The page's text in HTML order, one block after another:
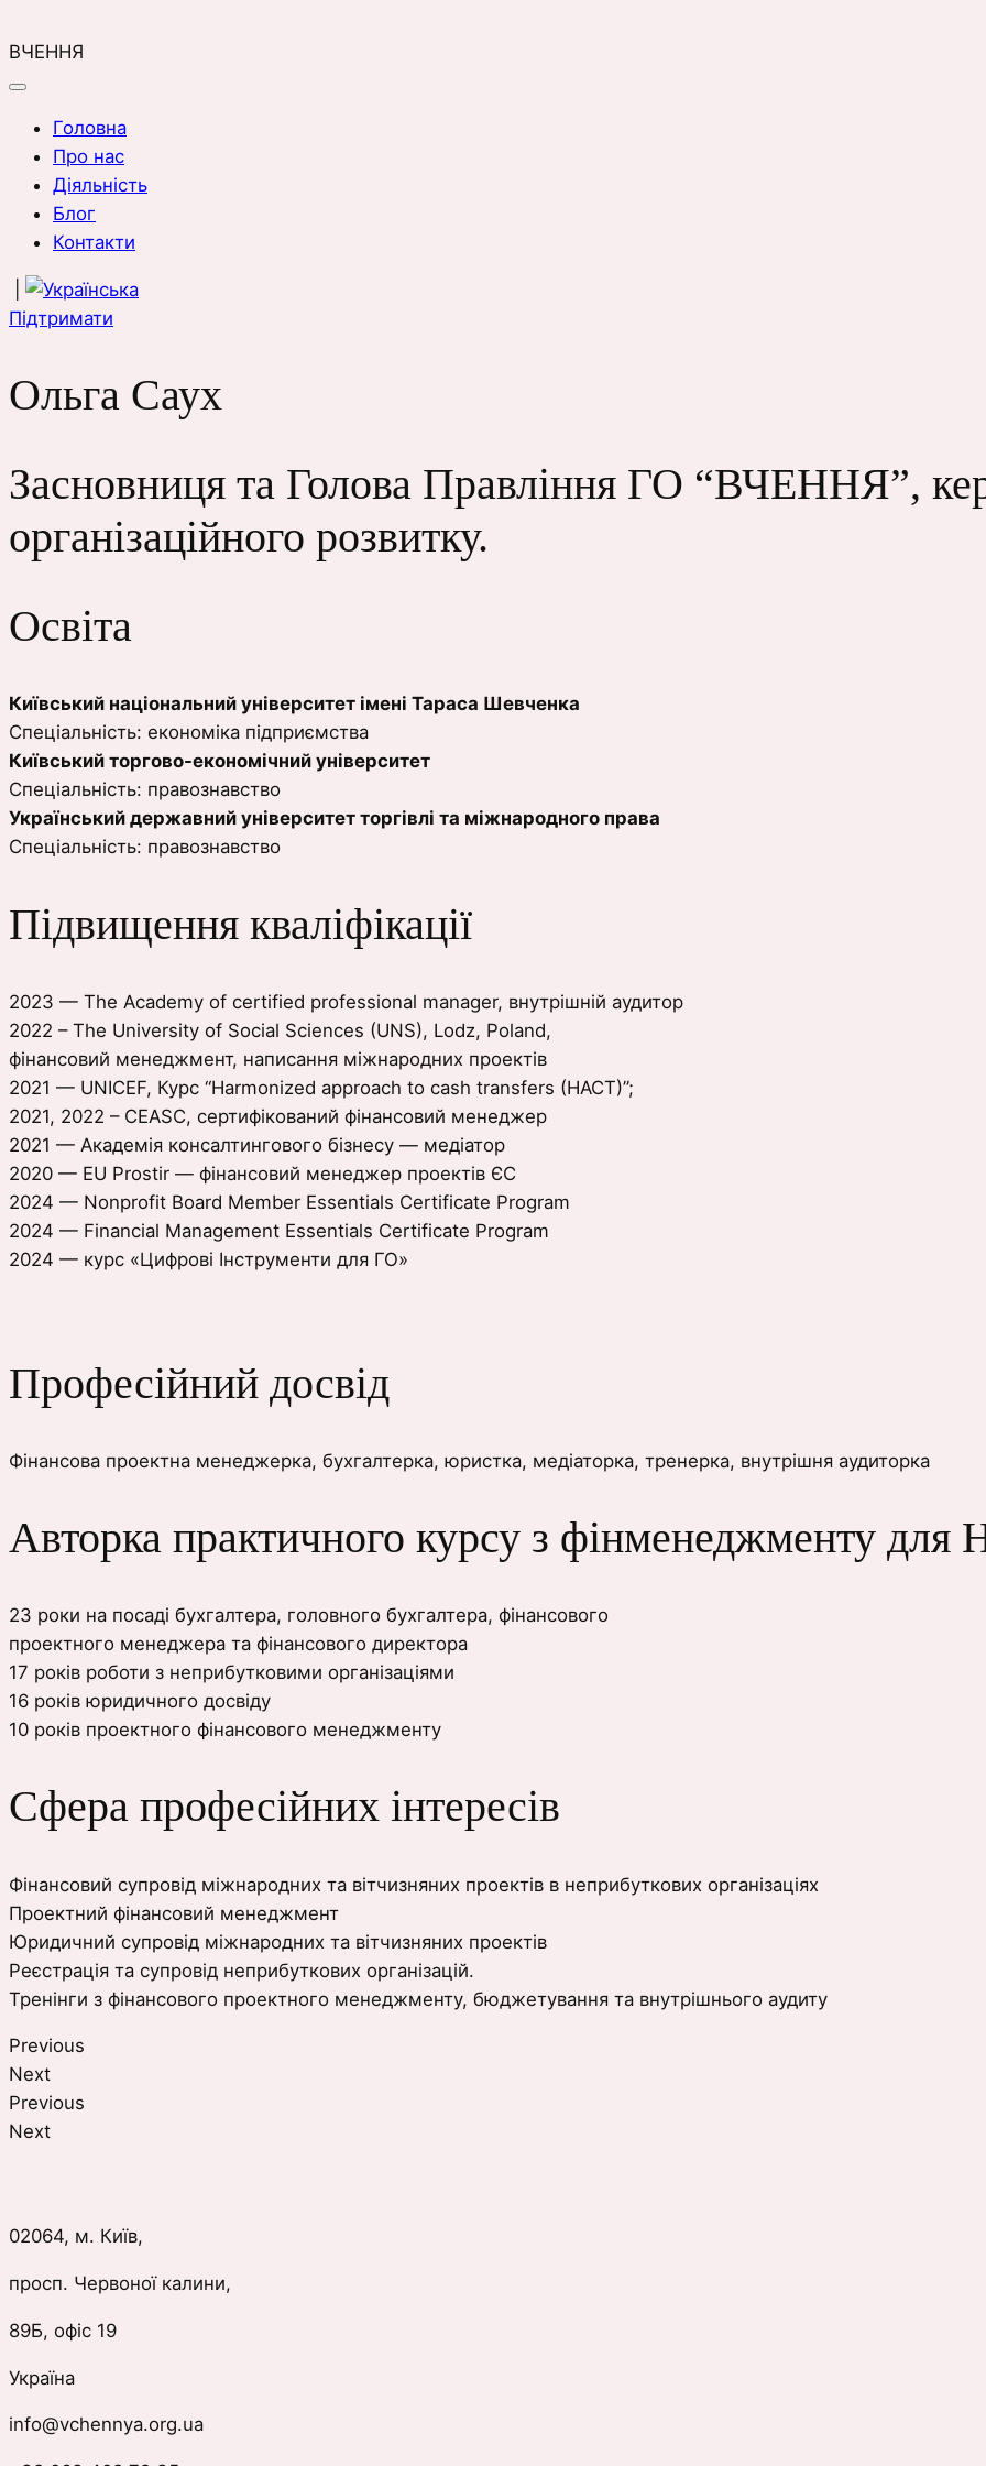
ВЧЕННЯ
Головна
Про нас
Дiяльнiсть
Блог
Контакти
Пiдтримати
Ольга Саух
Засновниця та Голова Правління ГО “ВЧЕННЯ”,
організаційного розвитку.
Освіта
Київський національний університет імені Тараса Шевченка
Cпеціальність: економіка підприємства
Київський торгово-економічний університет
Cпеціальність: правознавство
Український державний університет торгівлі та міжнародного права
Cпеціальність: правознавство
Підвищення кваліфікації
2023 — The Academy of certified professional manager, внутрішній аудитор
2022 – The University of Social Sciences (UNS), Lodz, Poland,
фінансовий менеджмент, написання міжнародних проектів
2021 — UNICEF, Курс “Harmonized approach to cash transfers (HACT)”;
2021, 2022 – CEASC, сертифікований фінансовий менеджер
2021 — Академія консалтингового бізнесу — медіатор
2020 — EU Prostir — фінансовий менеджер проектів ЄС
2024 — Nonprofit Board Member Essentials Certificate Program
2024 — Financial Management Essentials Certificate Program
2024 — курс «Цифровi Iнструменти для ГО»
Професійний досвід
Фінансова проектна менеджерка, бухгалтерка, юристка, медіаторка, тренерка, внутрішня аудиторка
Авторка практичного курсу з фінменеджменту
23 роки на посаді бухгалтера, головного бухгалтера, фінансового
проектного менеджера та фінансового директора
17 років роботи з неприбутковими організаціями
16 років юридичного досвіду
10 років проектного фінансового менеджменту
Сфера професійних інтересів
Фінансовий супровід міжнародних та вітчизняних проектів в неприбуткових організаціях
Проектний фінансовий менеджмент
Юридичний супровід міжнародних та вітчизняних проектів
Реєстрація та супровід неприбуткових організацій.
Тренінги з фінансового проектного менеджменту, бюджетування та внутрішнього аудиту
Previous
Next
Previous
Next
02064, м. Київ,
просп. Червоної калини,
89Б, офіс 19
Україна
info@vchennya.org.ua